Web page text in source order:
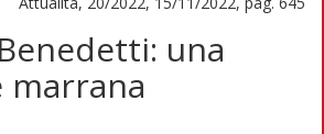
una
marrana